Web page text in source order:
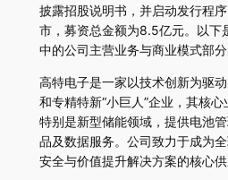
披露招股说明书，并启动发行程
市，募资总金额为8.5亿元。以下
中的公司主营业务与商业模式部分
高特电子是一家以技术创新为驱
和专精特新“小巨人”企业，其核
特别是新型储能领域，提供电池
品及数据服务。公司致力于成为
安全与价值提升解决方案的核心供